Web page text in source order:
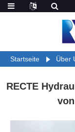
Startseite Über
RECTE